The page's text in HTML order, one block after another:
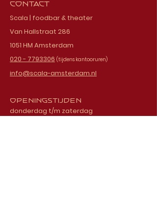
Contact
Scala | foodbar & theater
Van Hallstraat 286
1051 HM Amsterdam
020 - 7793306 (tijdens kantooruren)
info@scala-amsterdam.nl
Openingstijden
donderdag t/m zaterdag